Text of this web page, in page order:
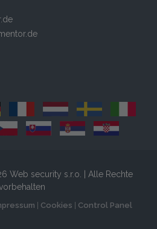
Web security s.r.o. | Alle Rechte
Cookies Control Panel